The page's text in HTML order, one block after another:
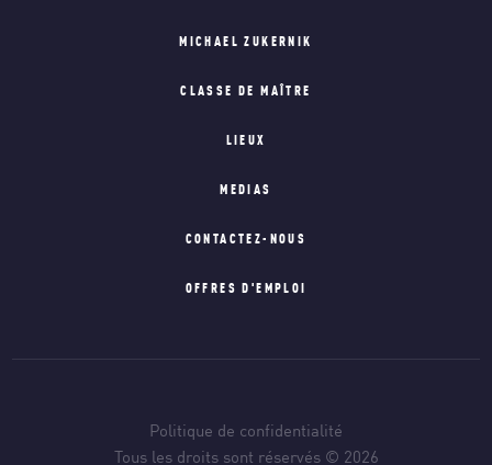
MICHAEL ZUKERNIK
CLASSE DE MAÎTRE
LIEUX
MEDIAS
CONTACTEZ-NOUS
OFFRES D'EMPLOI
Politique de confidentialité
Tous les droits sont réservés © 2026